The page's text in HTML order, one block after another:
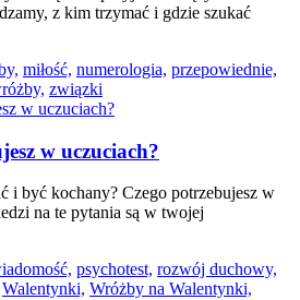
z kim trzymać i gdzie szukać
miłość, numerologia, przepowiednie,
związki
w uczuciach?
i być kochany? Czego potrzebujesz w
na te pytania są w twojej
psychotest, rozwój duchowy,
Walentynki, Wróżby na Walentynki,